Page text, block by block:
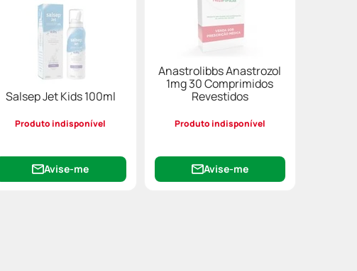
Salsep Jet Kids 100ml
Produto indisponível
Avise-me
Anastrolibbs Anastrozol
1mg 30 Comprimidos
Revestidos
Produto indisponível
Avise-me